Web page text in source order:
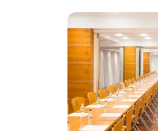
Hotel Villa Park Med.